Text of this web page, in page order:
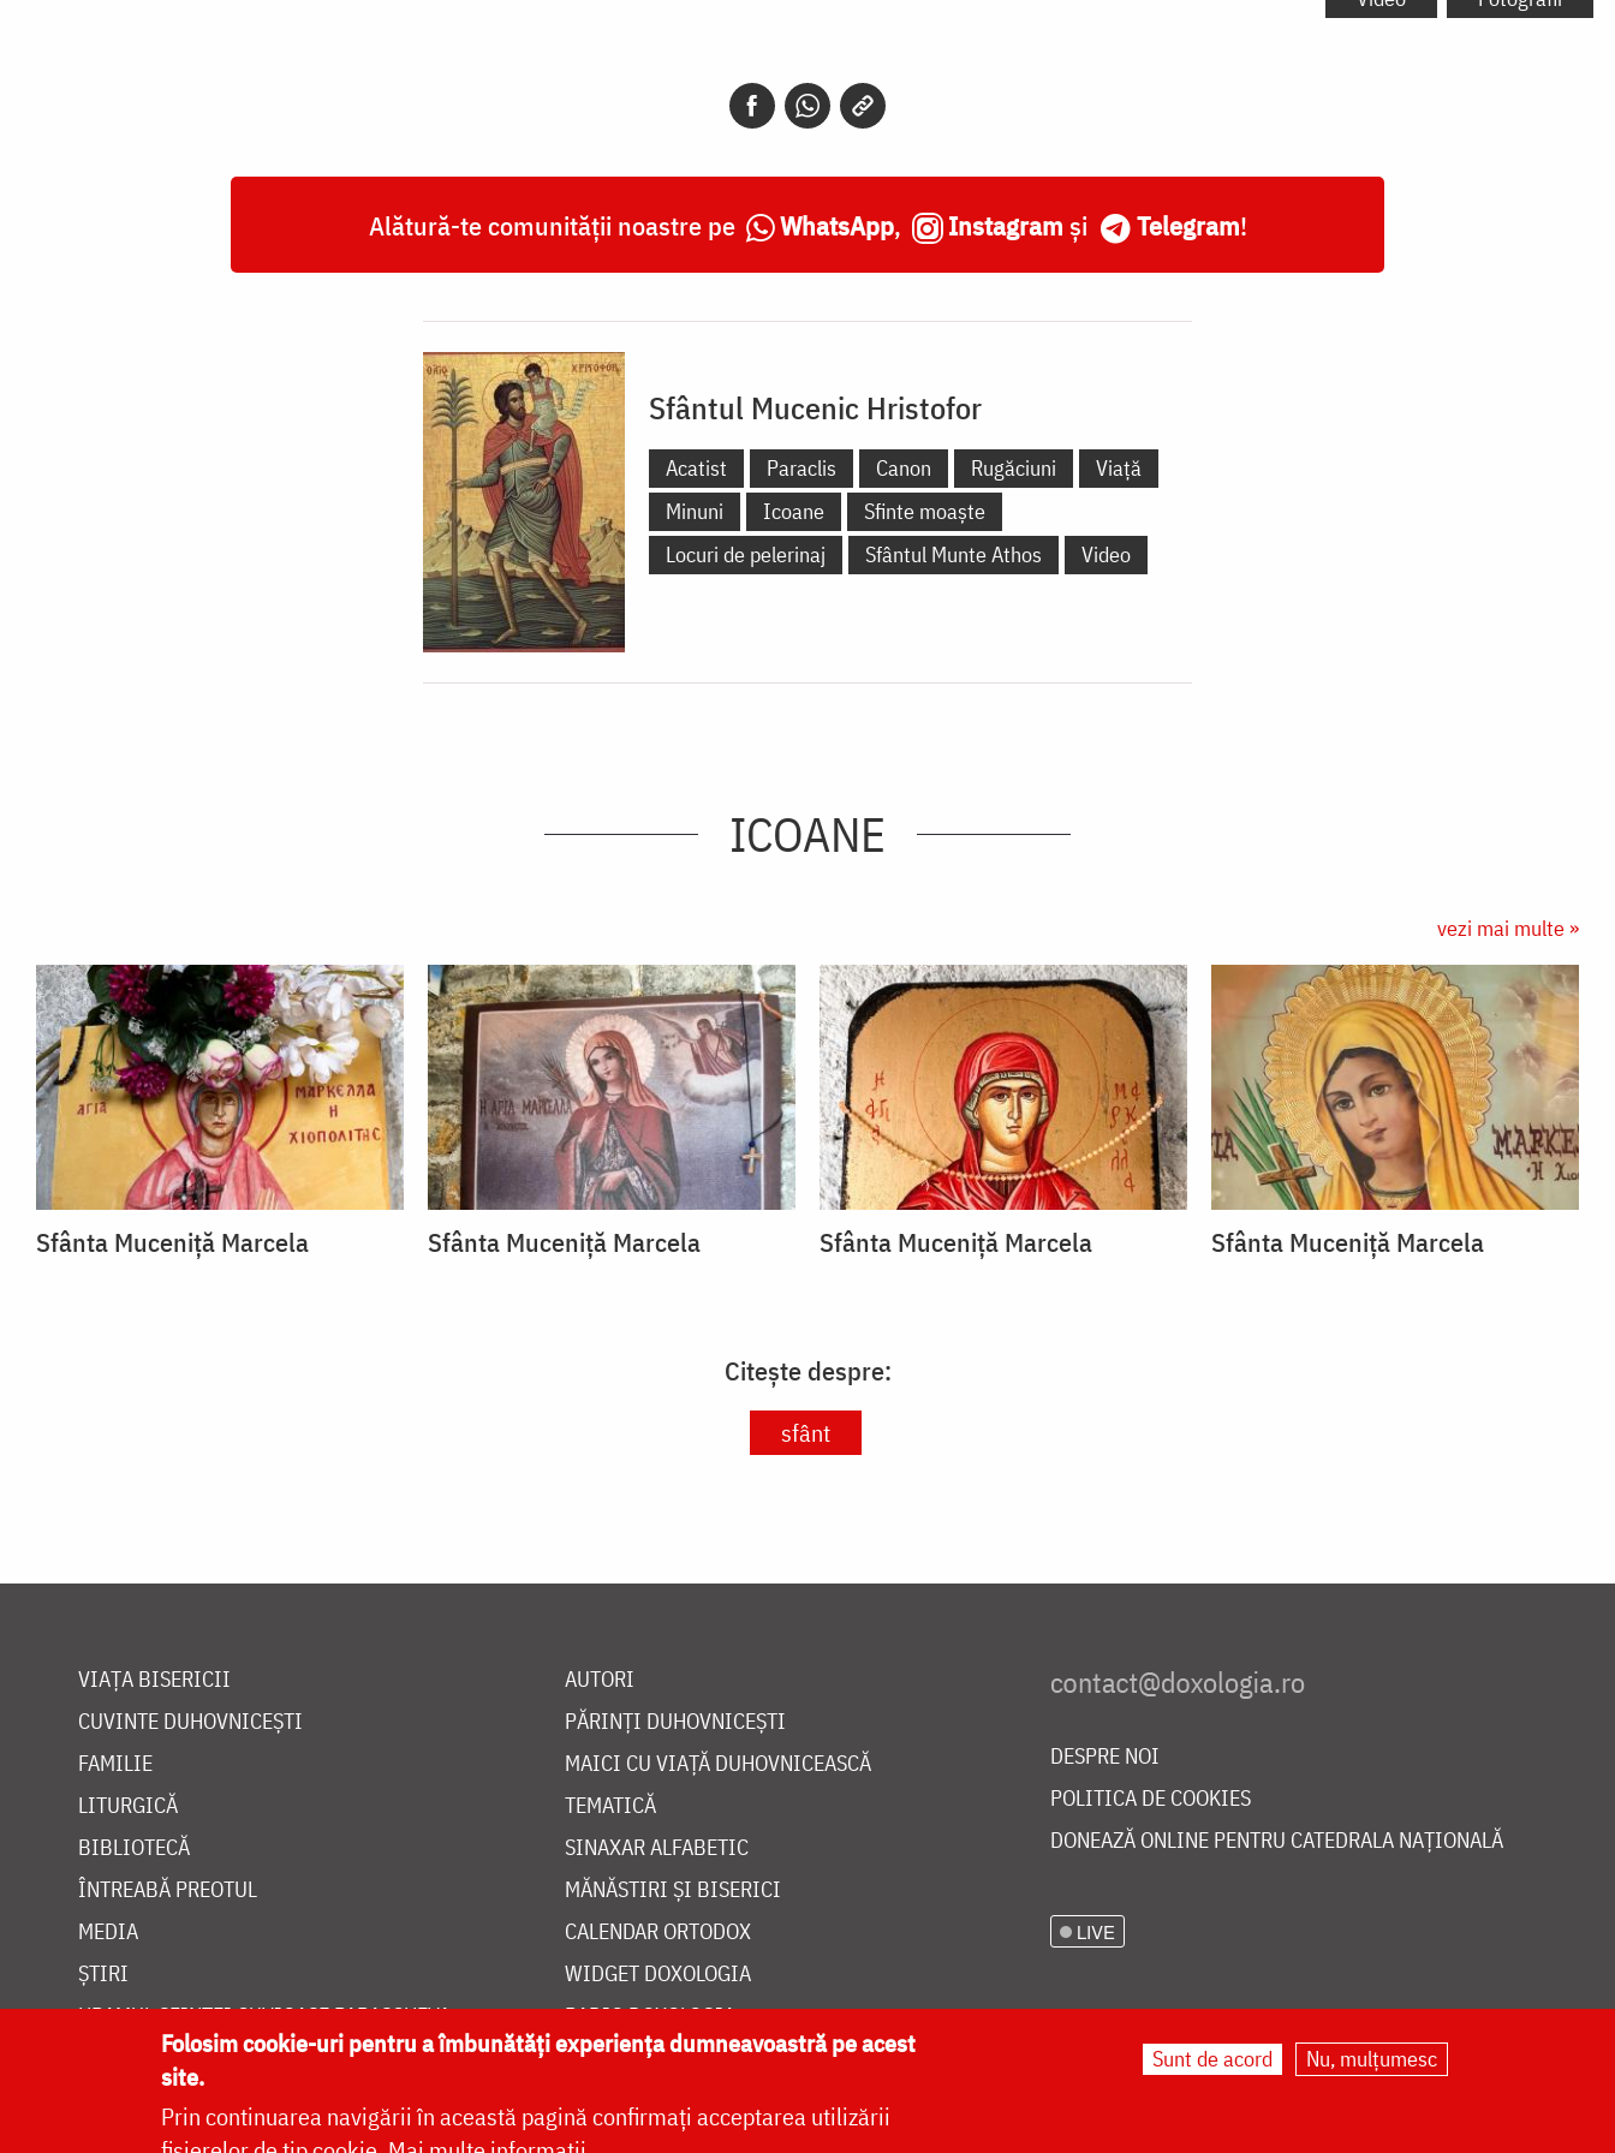
Alătură-te comunității noastre pe WhatsApp, Instagram și Telegram!
Sfântul Mucenic Hristofor
Acatist Paraclis Canon Rugăciuni
Viață
Minuni
Icoane
Sfinte moaște
Locuri de pelerinaj
Sfântul Munte Athos Video
ICOANE
vezi mai multe »
Sfânta Muceniță Marcela Sfânta Muceniță Marcela Sfânta Muceniță Marcela Sfânta Muceniță Marcela
Citește despre:
sfânt
VIAȚA BISERICII
CUVINTE DUHOVNICEȘTI
FAMILIE
LITURGICĂ
BIBLIOTECĂ
ÎNTREABĂ PREOTUL
MEDIA
ȘTIRI
HRAMUL SFINTEI CUVIOASE PARASCHEVA
AUTORI
PĂRINȚI DUHOVNICEȘTI
MAICI CU VIAȚĂ DUHOVNICEASCĂ
TEMATICĂ
SINAXAR ALFABETIC
MĂNĂSTIRI ȘI BISERICI
CALENDAR ORTODOX
WIDGET DOXOLOGIA
RADIO DOXOLOGIA
DESPRE NOI
POLITICA DE COOKIES
DONEAZĂ ONLINE PENTRU CATEDRALA NAȚIONALĂ
LIVE
Folosim cookie-uri pentru a îmbunătăți experiența dumneavoastră pe acest
site.
Prin continuarea navigării în această pagină confirmați acceptarea utilizării
Sunt de acord Nu, mulțumesc